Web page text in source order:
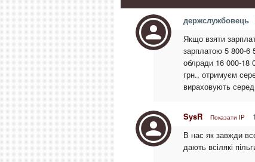
держслужбовець
Якщо взяти
зарплатою 5 800-6
облради 16 000-18
грн., отримуєм
вираховують
SysR Показати IP
В нас як завжди
дають всілякі